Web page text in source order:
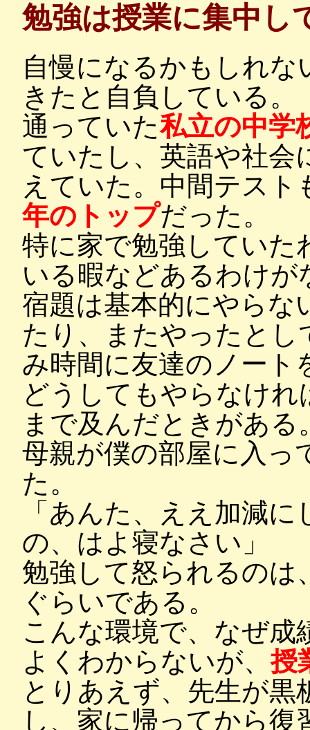
勉強は授業に集中し
自慢になるかもしれ
きたと自負している。
通っていた私立の中学
ていたし、英語や社会
えていた。中間テスト
年のトップだった。
特に家で勉強していた
いる暇などあるわけが
宿題は基本的にやらな
たり、またやったとし
み時間に友達のノート
どうしてもやらなけ
まで及んだときがある
母親が僕の部屋に入っ
た。
「あんた、ええ加減
の、はよ寝なさい」
勉強して怒られるのは
ぐらいである。
こんな環境で、なぜ
よくわからないが、授
とりあえず、先生が
し、家に帰ってから